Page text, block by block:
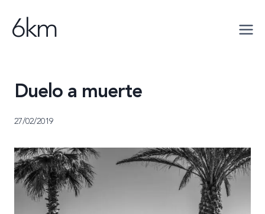
contenido
6km
Duelo a muerte
27/02/2019